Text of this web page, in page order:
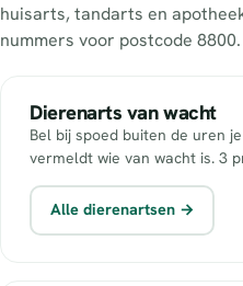
huisarts, tandarts en
nummers voor postcode 8800.
Dierenarts van wacht
Bel bij spoed buiten de uren je
vermeldt wie van wacht is. 3
Alle dierenartsen →